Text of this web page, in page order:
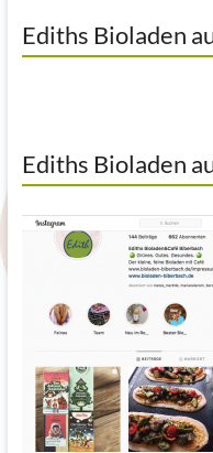
Ediths Bioladen
Ediths Bioladen